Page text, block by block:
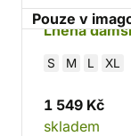
Pouze v
Lněná
S M L XL
1 549 Kč
skladem